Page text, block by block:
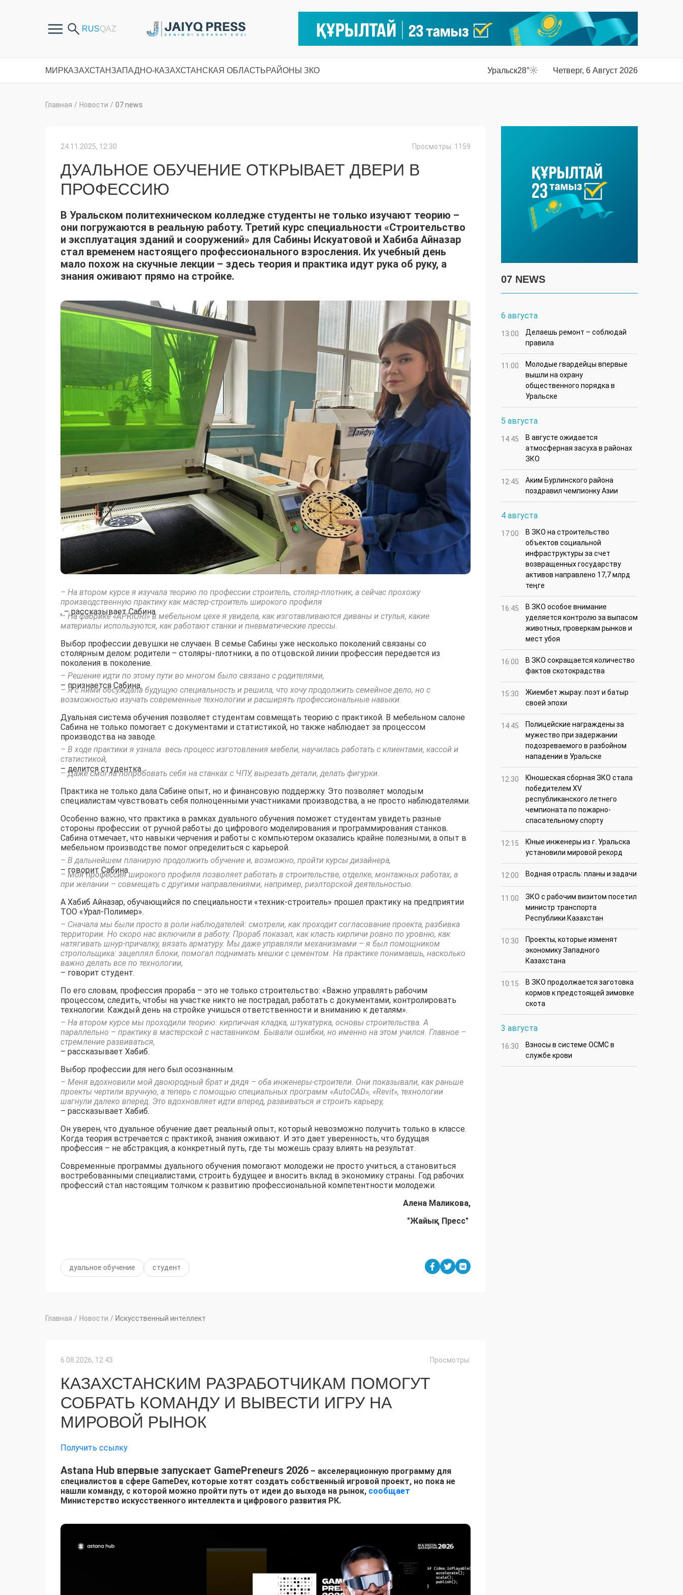
МИРКАЗАХСТАНЗАПАДНО-КАЗАХСТАНСКАЯ ОБЛАСТЬРАЙОНЫ ЗКО Уральск28° Четверг, 6 Август 2026
Главная / Новости / 07 news
24.11.2025, 12:30 Просмотры: 1159
ДУАЛЬНОЕ ОБУЧЕНИЕ ОТКРЫВАЕТ ДВЕРИ В
ПРОФЕССИЮ
В Уральском политехническом колледже студенты не только изучают теорию –
они погружаются в реальную работу. Третий курс специальности «Строительство
и эксплуатация зданий и сооружений» для Сабины Искуатовой и Хабиба Айназар
стал временем настоящего профессионального взросления. Их учебный день
мало похож на скучные лекции – здесь теория и практика идут рука об руку, а
знания оживают прямо на стройке.
– На втором курсе я изучала теорию по профессии строитель, столяр-плотник, а сейчас прохожу
производственную практику как мастер-строитель широкого профиля
, – рассказывает Сабина.
– На фабрике «APRIORI» в мебельном цехе я увидела, как изготавливаются диваны и стулья, какие
материалы используются, как работают станки и пневматические прессы.
Выбор профессии девушки не случаен. В семье Сабины уже несколько поколений связаны со
столярным делом: родители – столяры-плотники, а по отцовской линии профессия передается из
поколения в поколение.
– Решение идти по этому пути во многом было связано с родителями,
– признается Сабина.
– Я с ними обсуждала будущую специальность и решила, что хочу продолжить семейное дело, но с
возможностью изучать современные технологии и расширять профессиональные навыки.
Дуальная система обучения позволяет студентам совмещать теорию с практикой. В мебельном салоне
Сабина не только помогает с документами и статистикой, но также наблюдает за процессом
производства на заводе.
– В ходе практики я узнала весь процесс изготовления мебели, научилась работать с клиентами, кассой и
статистикой,
– делится студентка.
– Даже смогла попробовать себя на станках с ЧПУ, вырезать детали, делать фигурки.
Практика не только дала Сабине опыт, но и финансовую поддержку. Это позволяет молодым
специалистам чувствовать себя полноценными участниками производства, а не просто наблюдателями.
Особенно важно, что практика в рамках дуального обучения поможет студентам увидеть разные
стороны профессии: от ручной работы до цифрового моделирования и программирования станков.
Сабина отмечает, что навыки черчения и работы с компьютером оказались крайне полезными, а опыт в
мебельном производстве помог определиться с карьерой.
– В дальнейшем планирую продолжить обучение и, возможно, пройти курсы дизайнера,
– говорит Сабина.
– Моя профессия широкого профиля позволяет работать в строительстве, отделке, монтажных работах, а
при желании – совмещать с другими направлениями, например, риэлторской деятельностью.
А Хабиб Айназар, обучающийся по специальности «техник-строитель» прошел практику на предприятии
ТОО «Урал-Полимер».
– Сначала мы были просто в роли наблюдателей: смотрели, как проходит согласование проекта, разбивка
территории. Но скоро нас включили в работу. Прораб показал, как класть кирпичи ровно по уровню, как
натягивать шнур-причалку, вязать арматуру. Мы даже управляли механизмами – я был помощником
стропольщика: зацеплял блоки, помогал поднимать мешки с цементом. На практике понимаешь, насколько
важно делать все по технологии,
– говорит студент.
По его словам, профессия прораба – это не только строительство: «Важно управлять рабочим
процессом, следить, чтобы на участке никто не пострадал, работать с документами, контролировать
технологии. Каждый день на стройке учишься ответственности и вниманию к деталям».
– На втором курсе мы проходили теорию: кирпичная кладка, штукатурка, основы строительства. А
параллельно – практику в мастерской с наставником. Бывали ошибки, но именно на этом учился. Главное –
стремление развиваться,
– рассказывает Хабиб.
Выбор профессии для него был осознанным.
– Меня вдохновили мой двоюродный брат и дядя – оба инженеры-строители. Они показывали, как раньше
проекты чертили вручную, а теперь с помощью специальных программ «AutoCAD», «Revit», технологии
шагнули далеко вперед. Это вдохновляет идти вперед, развиваться и строить карьеру,
– рассказывает Хабиб.
Он уверен, что дуальное обучение дает реальный опыт, который невозможно получить только в классе.
Когда теория встречается с практикой, знания оживают. И это дает уверенность, что будущая
профессия – не абстракция, а конкретный путь, где ты можешь сразу влиять на результат.
Современные программы дуального обучения помогают молодежи не просто учиться, а становиться
востребованными специалистами, строить будущее и вносить вклад в экономику страны. Год рабочих
профессий стал настоящим толчком к развитию профессиональной компетентности молодежи.
Алена Маликова,
"Жайық Пресс"
дуальное обучение студент
Главная / Новости / Искусственный интеллект
6.08.2026, 12:43 Просмотры:
КАЗАХСТАНСКИМ РАЗРАБОТЧИКАМ ПОМОГУТ
СОБРАТЬ КОМАНДУ И ВЫВЕСТИ ИГРУ НА
МИРОВОЙ РЫНОК
Получить ссылку
Astana Hub впервые запускает GamePreneurs 2026 – акселерационную программу для
специалистов в сфере GameDev, которые хотят создать собственный игровой проект, но пока не
нашли команду, с которой можно пройти путь от идеи до выхода на рынок, сообщает
Министерство искусственного интеллекта и цифрового развития РК.
07 NEWS
6 августа
13:00
Делаешь ремонт – соблюдай
правила
11:00
Молодые гвардейцы впервые
вышли на охрану
общественного порядка в
Уральске
5 августа
14:45
В августе ожидается
атмосферная засуха в районах
ЗКО
12:45
Аким Бурлинского района
поздравил чемпионку Азии
4 августа
17:00
В ЗКО на строительство
объектов социальной
инфраструктуры за счет
возвращенных государству
активов направлено 17,7 млрд
теңге
16:45
В ЗКО особое внимание
уделяется контролю за выпасом
животных, проверкам рынков и
мест убоя
16:00
В ЗКО сокращается количество
фактов скотокрадства
15:30
Жиембет жырау: поэт и батыр
своей эпохи
14:45
Полицейские награждены за
мужество при задержании
подозреваемого в разбойном
нападении в Уральске
12:30
Юношеская сборная ЗКО стала
победителем XV
республиканского летнего
чемпионата по пожарно-
спасательному спорту
12:15
Юные инженеры из г. Уральска
установили мировой рекорд
12:00 Водная отрасль: планы и задачи
11:00
ЗКО с рабочим визитом посетил
министр транспорта
Республики Казахстан
10:30
Проекты, которые изменят
экономику Западного
Казахстана
10:15
В ЗКО продолжается заготовка
кормов к предстоящей зимовке
скота
3 августа
16:30
Взносы в системе ОСМС в
службе крови